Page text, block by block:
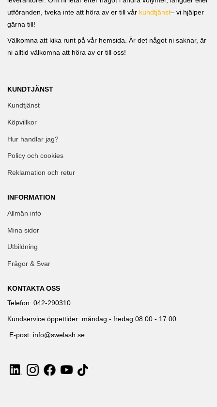
utföranden, tveka inte att höra av er till vår kundtjänst– vi hjälper
gärna till!
Välkomna att kika runt på vår hemsida. Är det något ni saknar, är
ni alltid välkomna att höra av er till oss!
KUNDTJÄNST
Kundtjänst
Köpvillkor
Hur handlar jag?
Policy och cookies
Reklamation och retur
INFORMATION
Allmän info
Mina sidor
Utbildning
Frågor & Svar
KONTAKTA OSS
Telefon: 042-290310
Kundservice öppettider: måndag - fredag 08.00 - 17.00
E-post: info@swelash.se